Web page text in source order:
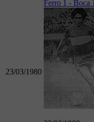
23/03/1980
Ferro 1 - Boca 1